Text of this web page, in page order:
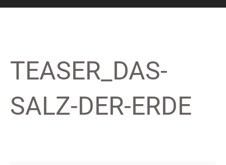
TEASER_DAS-
SALZ-DER-ERDE